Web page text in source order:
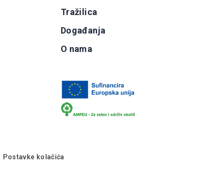
Tražilica
Događanja
O nama
Postavke kolačića